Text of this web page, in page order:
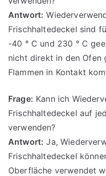
Antwort:
Frischhaltedeckel sind
-40 ° C und 230 ° C
nicht direkt in den Ofen
Flammen in Kontakt
Frage: Kann ich
Frischhaltedeckel auf
verwenden?
Antwort: Ja,
Frischhaltedeckel
Oberfläche verwendet